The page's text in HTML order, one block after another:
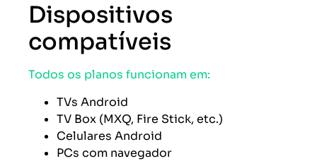
Dispositivos
compatíveis
Todos os planos funcionam em:
TVs Android
TV Box (MXQ, Fire Stick, etc.)
Celulares Android
PCs com navegador